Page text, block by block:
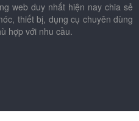
web duy nhất hiện nay chia sẻ
thiết bị, dụng cụ chuyên dùng
hợp với nhu cầu.